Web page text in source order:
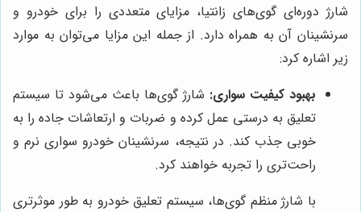
شارژ دوره‌ای گوی‌های زانتیا، مزایای متعددی را برای خودرو و
سرنشینان آن به همراه دارد. از جمله این مزایا می‌توان به موارد
زیر اشاره کرد:
بهبود کیفیت سواری: شارژ گوی‌ها باعث می‌شود تا سیستم
تعلیق به درستی عمل کرده و ضربات و ارتعاشات جاده را به
خوبی جذب کند. در نتیجه، سرنشینان خودرو سواری نرم و
راحت‌تری را تجربه خواهند کرد.
با شارژ منظم گوی‌ها، سیستم تعلیق خودرو به طور موثرتری